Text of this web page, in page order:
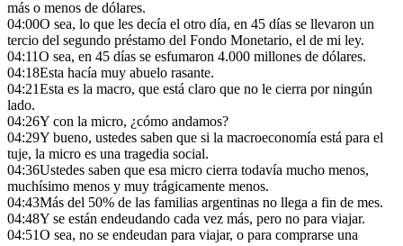
más o menos de dólares.
04:00O sea, lo que les decía el otro día, en 45 días se llevaron un
tercio del segundo préstamo del Fondo Monetario, el de mi ley.
04:11O sea, en 45 días se esfumaron 4.000 millones de dólares.
04:18Esta hacía muy abuelo rasante.
04:21Esta es la macro, que está claro que no le cierra por ningún
lado.
04:26Y con la micro, ¿cómo andamos?
04:29Y bueno, ustedes saben que si la macroeconomía está para el
tuje, la micro es una tragedia social.
04:36Ustedes saben que esa micro cierra todavía mucho menos,
muchísimo menos y muy trágicamente menos.
04:43Más del 50% de las familias argentinas no llega a fin de mes.
04:48Y se están endeudando cada vez más, pero no para viajar.
04:51O sea, no se endeudan para viajar, o para comprarse una